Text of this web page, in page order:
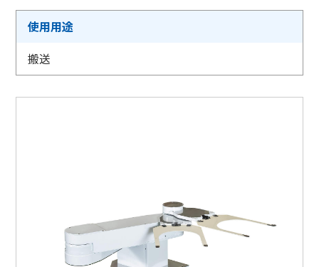
使用用途
搬送